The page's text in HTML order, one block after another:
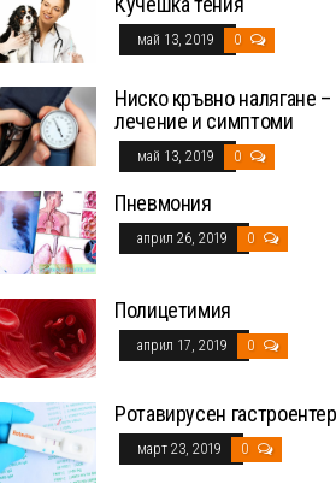
май 13, 2019 0
Ниско кръвно налягане –
лечение и симптоми
май 13, 2019 0
Пневмония
април 26, 2019 0
Полицетимия
април 17, 2019 0
Ротавирусен
март 23, 2019 0